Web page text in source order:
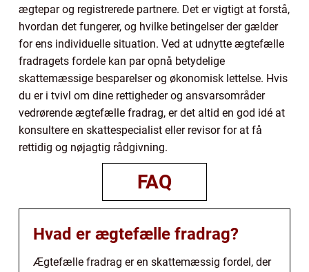
ægtepar og registrerede partnere. Det er vigtigt at forstå,
hvordan det fungerer, og hvilke betingelser der gælder
for ens individuelle situation. Ved at udnytte ægtefælle
fradragets fordele kan par opnå betydelige
skattemæssige besparelser og økonomisk lettelse. Hvis
du er i tvivl om dine rettigheder og ansvarsområder
vedrørende ægtefælle fradrag, er det altid en god idé at
konsultere en skattespecialist eller revisor for at få
rettidig og nøjagtig rådgivning.
FAQ
Hvad er ægtefælle fradrag?
Ægtefælle fradrag er en skattemæssig fordel, der